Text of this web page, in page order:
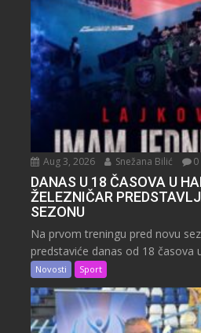
Aug 3, 2026 Snežana Bilić 0
DANAS U 18 ČASOVA U
ŽELEZNIČAR
SEZONU
Na prvom treningu pred novu
predstaviće danas od 18 časova
Novosti Sport